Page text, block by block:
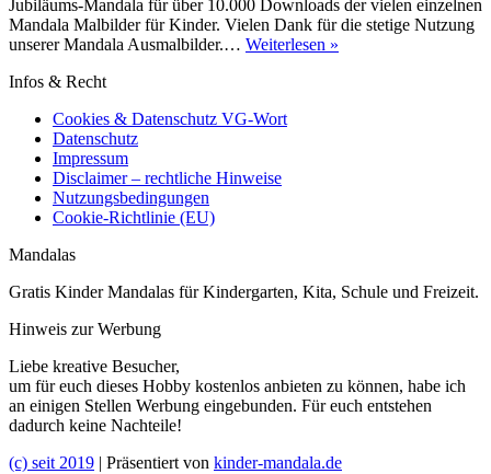
Jubiläums-Mandala für über 10.000 Downloads der vielen einzelnen
Mandala Malbilder für Kinder. Vielen Dank für die stetige Nutzung
unserer Mandala Ausmalbilder.… Weiterlesen »
Infos & Recht
Cookies & Datenschutz VG-Wort
Datenschutz
Impressum
Disclaimer – rechtliche Hinweise
Nutzungsbedingungen
Cookie-Richtlinie (EU)
Mandalas
Gratis Kinder Mandalas für Kindergarten, Kita, Schule und Freizeit.
Hinweis zur Werbung
Liebe kreative Besucher,
um für euch dieses Hobby kostenlos anbieten zu können, habe ich
an einigen Stellen Werbung eingebunden. Für euch entstehen
dadurch keine Nachteile!
(c) seit 2019 | Präsentiert von kinder-mandala.de